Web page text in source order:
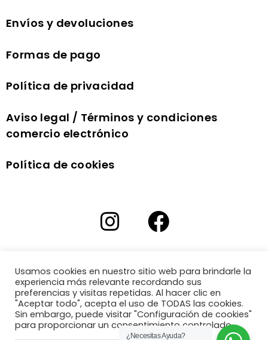
Envíos y devoluciones
Formas de pago
Política de privacidad
Aviso legal / Términos y condiciones
comercio electrónico
Política de cookies
Usamos cookies en nuestro sitio web para brindarle la
experiencia más relevante recordando sus
preferencias y visitas repetidas. Al hacer clic en
"Aceptar todo", acepta el uso de TODAS las cookies.
Sin embargo, puede visitar "Configuración de cookies"
para proporcionar un consentimiento controlado.
¿Necesitas Ayuda?